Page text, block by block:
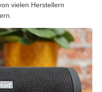
vielen Herstellern